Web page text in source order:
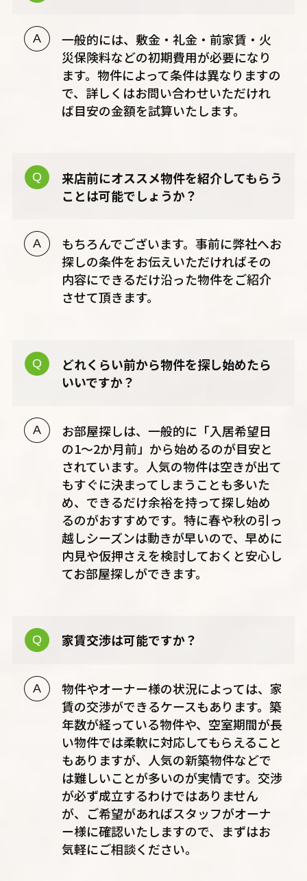
一般的には、敷金・礼金・前家賃・火
災保険料などの初期費用が必要になり
ます。物件によって条件は異なりますの
で、詳しくはお問い合わせいただけれ
ば目安の金額を試算いたします。
来店前にオススメ物件を紹介してもらう
ことは可能でしょうか？
もちろんでございます。事前に弊社へお
探しの条件をお伝えいただければその
内容にできるだけ沿った物件をご紹介
させて頂きます。
どれくらい前から物件を探し始めたら
いいですか？
お部屋探しは、一般的に「入居希望日
の1〜2か月前」から始めるのが目安と
されています。人気の物件は空きが出て
もすぐに決まってしまうことも多いた
め、できるだけ余裕を持って探し始め
るのがおすすめです。特に春や秋の引っ
越しシーズンは動きが早いので、早めに
内見や仮押さえを検討しておくと安心し
てお部屋探しができます。
家賃交渉は可能ですか？
物件やオーナー様の状況によっては、家
賃の交渉ができるケースもあります。築
年数が経っている物件や、空室期間が長
い物件では柔軟に対応してもらえること
もありますが、人気の新築物件などで
は難しいことが多いのが実情です。交渉
が必ず成立するわけではありません
が、ご希望があればスタッフがオーナ
ー様に確認いたしますので、まずはお
気軽にご相談ください。